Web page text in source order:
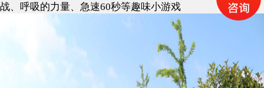
战、呼吸的力量、急速60秒等趣味小游戏